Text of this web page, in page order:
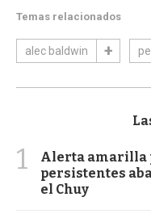
Temas relacionados
alec baldwin
1
Alerta amarilla
persistentes
el Chuy